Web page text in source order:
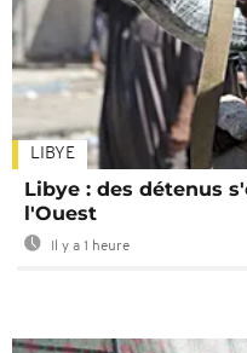
LIBYE
Libye : des détenus
l'Ouest
Il y a 1 heure